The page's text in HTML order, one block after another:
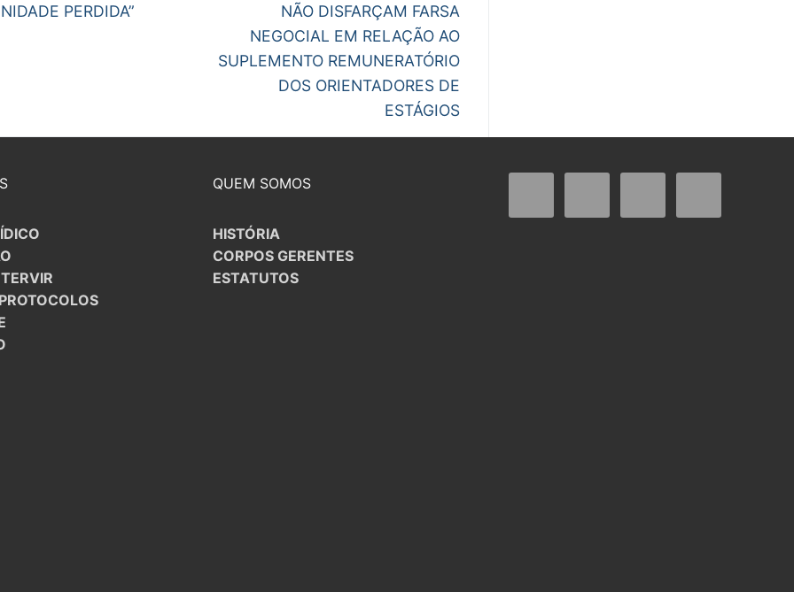
PERDIDA”
NÃO DISFARÇAM FARSA
NEGOCIAL EM RELAÇÃO AO
SUPLEMENTO REMUNERATÓRIO
DOS ORIENTADORES DE
ESTÁGIOS
QUEM SOMOS
HISTÓRIA
CORPOS GERENTES
ESTATUTOS